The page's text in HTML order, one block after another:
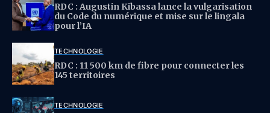
RDC : Augustin Kibassa lance la vulgarisation
du Code du numérique et mise sur le lingala
pour l’IA
TECHNOLOGIE
RDC : 11 500 km de fibre pour connecter les
145 territoires
TECHNOLOGIE